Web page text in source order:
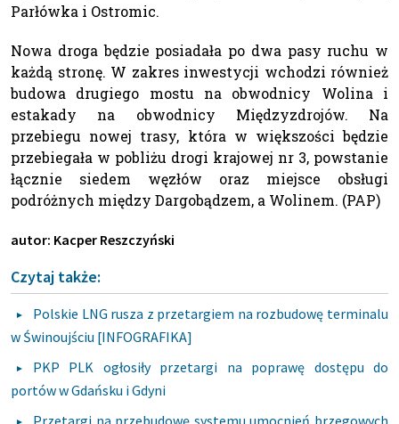
Parłówka i Ostromic.
Nowa droga będzie posiadała po dwa pasy ruchu w
każdą stronę. W zakres inwestycji wchodzi również
budowa drugiego mostu na obwodnicy Wolina i
estakady na obwodnicy Międzyzdrojów. Na
przebiegu nowej trasy, która w większości będzie
przebiegała w pobliżu drogi krajowej nr 3, powstanie
łącznie siedem węzłów oraz miejsce obsługi
podróżnych między Dargobądzem, a Wolinem. (PAP)
autor: Kacper Reszczyński
Czytaj także:
Polskie LNG rusza z przetargiem na rozbudowę terminalu
w Świnoujściu [INFOGRAFIKA]
PKP PLK ogłosiły przetargi na poprawę dostępu do
portów w Gdańsku i Gdyni